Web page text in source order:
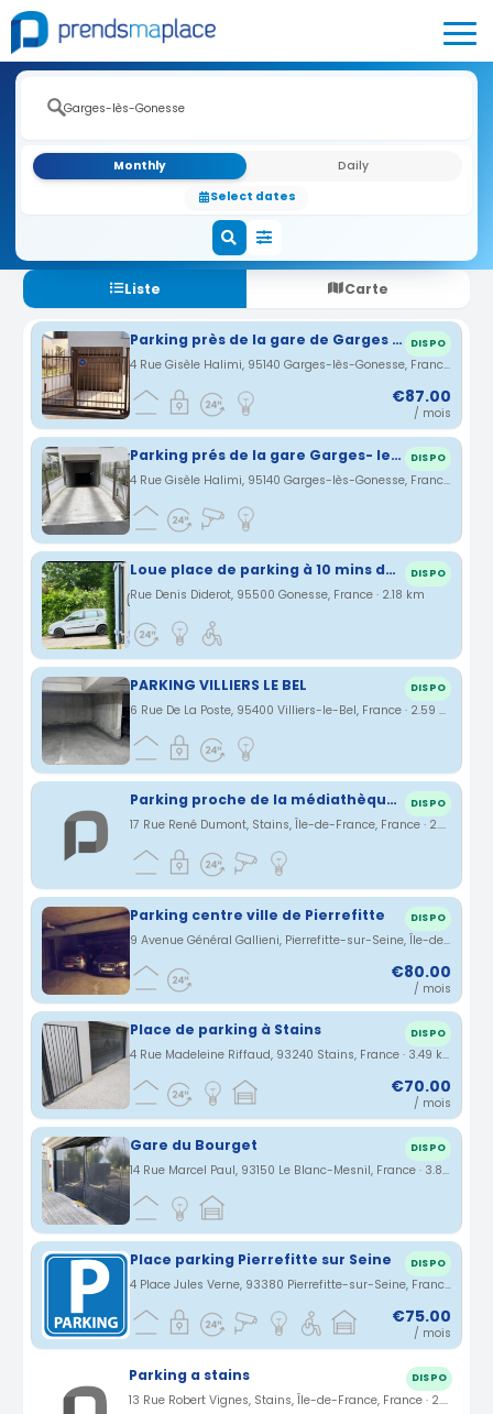
Monthly
Daily
Select dates
Liste Carte
Parking près de la gare de Garges les Gonesse sarcelle DISPO
4 Rue Gisèle Halimi, 95140 Garges-lès-Gonesse, France · 1.28 km
€87.00
/ mois
Parking prés de la gare Garges- les - Gonesse DISPO
4 Rue Gisèle Halimi, 95140 Garges-lès-Gonesse, France · 1.28 km
Loue place de parking à 10 mins de l’aéroport CDG DISPO
Rue Denis Diderot, 95500 Gonesse, France · 2.18 km
PARKING VILLIERS LE BEL DISPO
6 Rue De La Poste, 95400 Villiers-le-Bel, France · 2.59 km
Parking proche de la médiathèque et mairie de Stains DISPO
17 Rue René Dumont, Stains, Île-de-France, France · 2.72 km
Parking centre ville de Pierrefitte DISPO
9 Avenue Général Gallieni, Pierrefitte-sur-Seine, Île-de-France, France · 3.48 km
€80.00
/ mois
Place de parking à Stains DISPO
4 Rue Madeleine Riffaud, 93240 Stains, France · 3.49 km
€70.00
/ mois
Gare du Bourget DISPO
14 Rue Marcel Paul, 93150 Le Blanc-Mesnil, France · 3.88 km
Place parking Pierrefitte sur Seine DISPO
4 Place Jules Verne, 93380 Pierrefitte-sur-Seine, France · 3.96 km
€75.00
/ mois
Parking a stains DISPO
13 Rue Robert Vignes, Stains, Île-de-France, France · 2.73 km